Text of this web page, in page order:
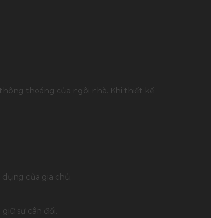
thoáng của ngôi nhà. Khi thiết kế
của gia chủ.
sự cân đối.